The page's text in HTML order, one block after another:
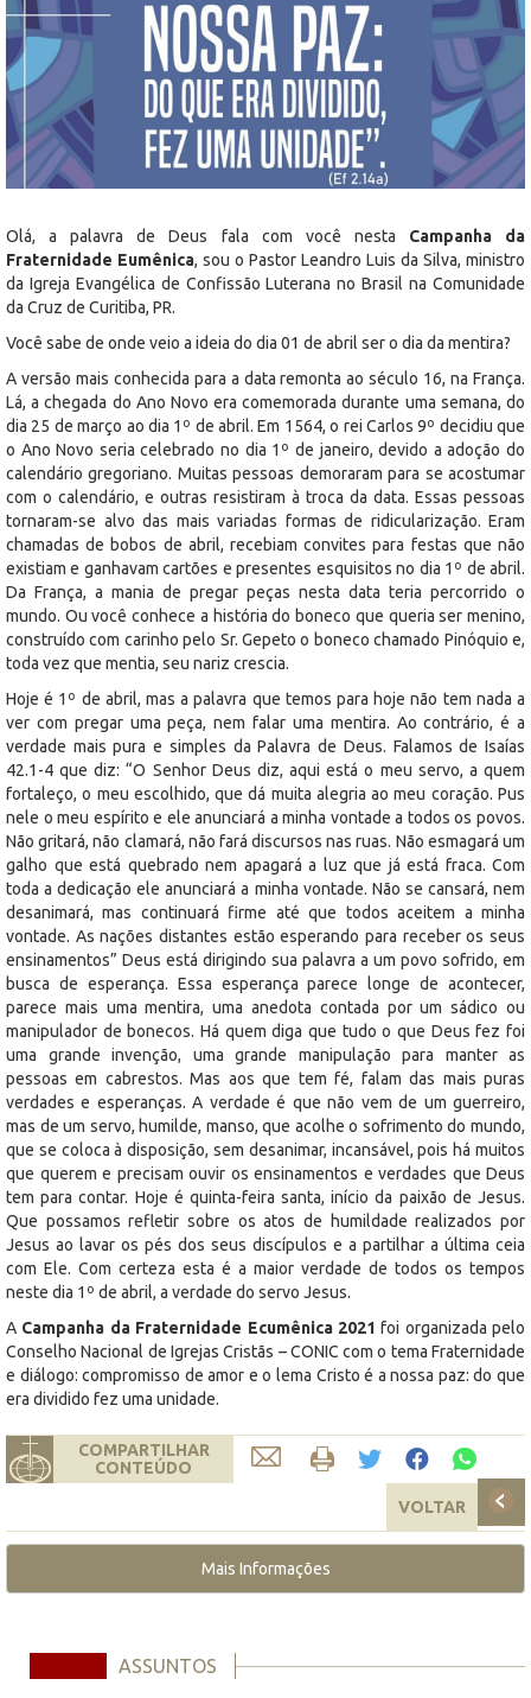
Olá, a palavra de Deus fala com você nesta Campanha da
Fraternidade Eumênica, sou o Pastor Leandro Luis da Silva, ministro
da Igreja Evangélica de Confissão Luterana no Brasil na Comunidade
da Cruz de Curitiba, PR.
Você sabe de onde veio a ideia do dia 01 de abril ser o dia da mentira?
A versão mais conhecida para a data remonta ao século 16, na França.
Lá, a chegada do Ano Novo era comemorada durante uma semana, do
dia 25 de março ao dia 1º de abril. Em 1564, o rei Carlos 9º decidiu que
o Ano Novo seria celebrado no dia 1º de janeiro, devido a adoção do
calendário gregoriano. Muitas pessoas demoraram para se acostumar
com o calendário, e outras resistiram à troca da data. Essas pessoas
tornaram-se alvo das mais variadas formas de ridicularização. Eram
chamadas de bobos de abril, recebiam convites para festas que não
existiam e ganhavam cartões e presentes esquisitos no dia 1º de abril.
Da França, a mania de pregar peças nesta data teria percorrido o
mundo. Ou você conhece a história do boneco que queria ser menino,
construído com carinho pelo Sr. Gepeto o boneco chamado Pinóquio e,
toda vez que mentia, seu nariz crescia.
Hoje é 1º de abril, mas a palavra que temos para hoje não tem nada a
ver com pregar uma peça, nem falar uma mentira. Ao contrário, é a
verdade mais pura e simples da Palavra de Deus. Falamos de Isaías
42.1-4 que diz: “O Senhor Deus diz, aqui está o meu servo, a quem
fortaleço, o meu escolhido, que dá muita alegria ao meu coração. Pus
nele o meu espírito e ele anunciará a minha vontade a todos os povos.
Não gritará, não clamará, não fará discursos nas ruas. Não esmagará um
galho que está quebrado nem apagará a luz que já está fraca. Com
toda a dedicação ele anunciará a minha vontade. Não se cansará, nem
desanimará, mas continuará firme até que todos aceitem a minha
vontade. As nações distantes estão esperando para receber os seus
ensinamentos” Deus está dirigindo sua palavra a um povo sofrido, em
busca de esperança. Essa esperança parece longe de acontecer,
parece mais uma mentira, uma anedota contada por um sádico ou
manipulador de bonecos. Há quem diga que tudo o que Deus fez foi
uma grande invenção, uma grande manipulação para manter as
pessoas em cabrestos. Mas aos que tem fé, falam das mais puras
verdades e esperanças. A verdade é que não vem de um guerreiro,
mas de um servo, humilde, manso, que acolhe o sofrimento do mundo,
que se coloca à disposição, sem desanimar, incansável, pois há muitos
que querem e precisam ouvir os ensinamentos e verdades que Deus
tem para contar. Hoje é quinta-feira santa, início da paixão de Jesus.
Que possamos refletir sobre os atos de humildade realizados por
Jesus ao lavar os pés dos seus discípulos e a partilhar a última ceia
com Ele. Com certeza esta é a maior verdade de todos os tempos
neste dia 1º de abril, a verdade do servo Jesus.
A Campanha da Fraternidade Ecumênica 2021 foi organizada pelo
Conselho Nacional de Igrejas Cristãs – CONIC com o tema Fraternidade
e diálogo: compromisso de amor e o lema Cristo é a nossa paz: do que
era dividido fez uma unidade.
COMPARTILHAR
CONTEÚDO
VOLTAR
Mais Informações
ASSUNTOS